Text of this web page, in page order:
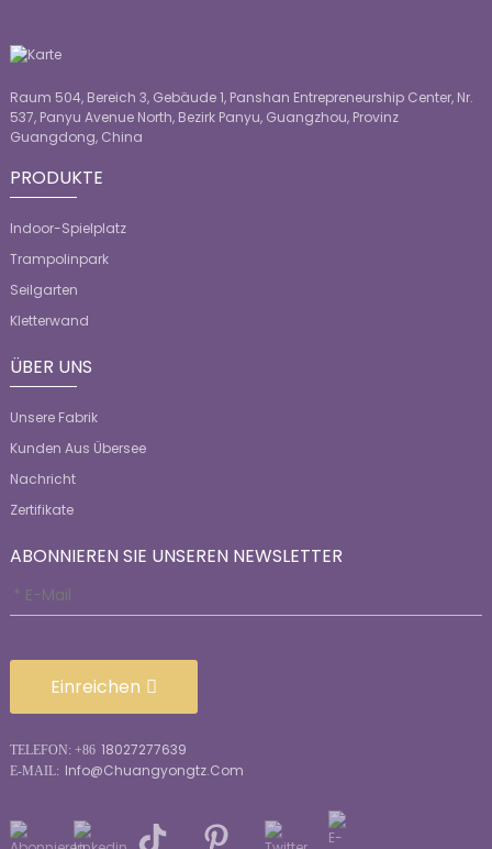
Raum 504, Bereich 3, Gebäude 1, Panshan Entrepreneurship Center, Nr.
537, Panyu Avenue North, Bezirk Panyu, Guangzhou, Provinz
Guangdong, China
PRODUKTE
Indoor-Spielplatz
Trampolinpark
Seilgarten
Kletterwand
ÜBER UNS
Unsere Fabrik
Kunden Aus Übersee
Nachricht
Zertifikate
ABONNIEREN SIE UNSEREN NEWSLETTER
Einreichen
TELEFON: +86 18027277639
E-MAIL: Info@chuangyongtz.com